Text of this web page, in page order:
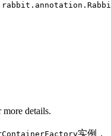
annotation
more details.
实例，